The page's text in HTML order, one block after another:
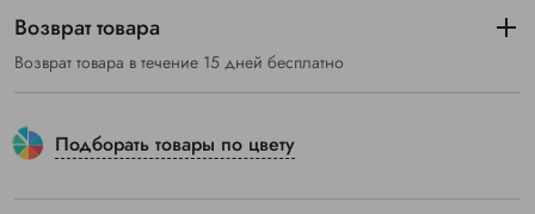
Возврат товара
Возврат товара в течение 15 дней бесплатно
Подборать товары по цвету